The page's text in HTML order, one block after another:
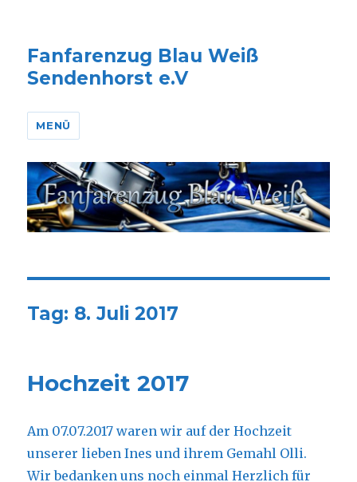
Fanfarenzug Blau Weiß
Sendenhorst e.V
MENÜ
Tag: 8. Juli 2017
Hochzeit 2017
Am 07.07.2017 waren wir auf der Hochzeit
unserer lieben Ines und ihrem Gemahl Olli.
Wir bedanken uns noch einmal Herzlich für